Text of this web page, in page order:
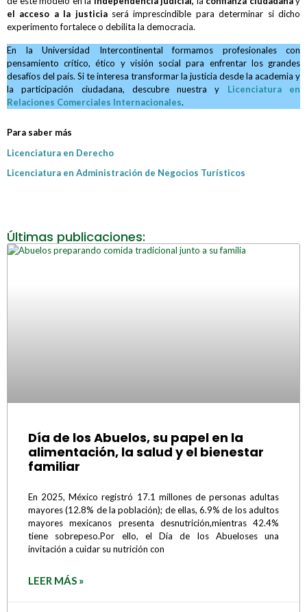
el acceso a la justiciaserá imprescindible para determinar si dicho
experimento fortalece o debilita la democracia.
En la Universidad Intercontinental formamos profesionales con
pensamiento crítico, ético y visión social para enfrentar los grandes
desafíos del país. Si te interesa transformar la justicia desde la academia y
la participación ciudadana, descubre nuestra y Licenciatura en
Relaciones Comerciales Internacionales.
Para saber más
Licenciatura en Derecho
Licenciatura en Administración de Negocios Turísticos
Últimas publicaciones:
Día de los Abuelos, su papel en la
alimentación, la salud y el bienestar
familiar
En 2025, México registró 17.1 millones de personas adultas
mayores (12.8% de la población); de ellas, 6.9% de los adultos
mayores mexicanos presenta desnutrición,mientras 42.4%
tiene sobrepeso.Por ello, el Día de los Abueloses una
invitación a cuidar su nutrición con
LEER MÁS »